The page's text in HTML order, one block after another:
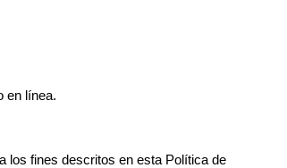
en línea.
los fines descritos en esta Política de